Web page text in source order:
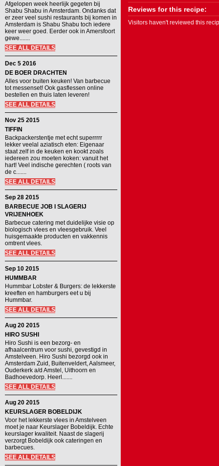
Afgelopen week heerlijk gegeten bij
Shabu Shabu in Amsterdam. Ondanks dat
er zeer veel sushi restaurants bij komen in
Amsterdam is Shabu Shabu toch iedere
keer weer goed. Eerder ook in Amersfoort
gewe.......
SEE ALL DETAILS
Dec 5 2016
DE BOER DRACHTEN
Alles voor buiten keuken! Van barbecue
tot messenset! Ook gasflessen online
bestellen en thuis laten leveren!
SEE ALL DETAILS
Nov 25 2015
TIFFIN
Backpackerstentje met echt superrrrr
lekker veelal aziatisch eten: Eigenaar
staat zelf in de keuken en kookt zoals
iedereen zou moeten koken: vanuit het
hart! Veel indische gerechten ( roots van
de c.......
SEE ALL DETAILS
Sep 28 2015
BARBECUE JOB I SLAGERIJ
VRIJENHOEK
Barbecue catering met duidelijke visie op
biologisch vlees en vleesgebruik. Veel
huisgemaakte producten en vakkennis
omtrent vlees.
SEE ALL DETAILS
Sep 10 2015
HUMMBAR
Hummbar Lobster & Burgers: de lekkerste
kreeften en hamburgers eet u bij
Hummbar.
SEE ALL DETAILS
Aug 20 2015
HIRO SUSHI
Hiro Sushi is een bezorg- en
afhaalcentrum voor sushi, gevestigd in
Amstelveen. Hiro Sushi bezorgd ook in
Amsterdam Zuid, Buitenveldert, Aalsmeer,
Ouderkerk a/d Amstel, Uithoorn en
Badhoevedorp. Heerl.......
SEE ALL DETAILS
Aug 20 2015
KEURSLAGER BOBELDIJK
Voor het lekkerste vlees in Amstelveen
moet je naar Keurslager Bobeldijk. Echte
keurslager kwaliteit. Naast de slagerij
verzorgt Bobeldijk ook cateringen en
barbecues.
SEE ALL DETAILS
Reviews for this recipe:
Visitors haven't reviewed this